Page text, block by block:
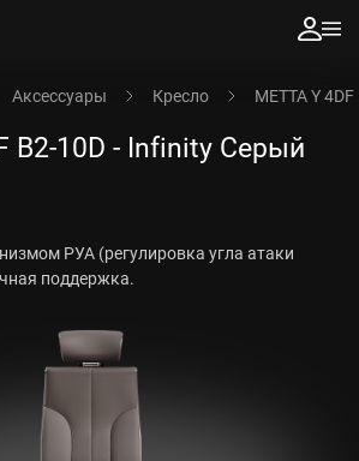
Аксессуары Кресло METTA Y
B2-10D - Infinity Серый
РУА (регулировка угла атаки
поддержка.